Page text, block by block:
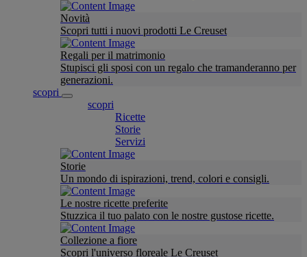
Novità
Scopri tutti i nuovi prodotti Le Creuset
Regali per il matrimonio
Stupisci gli sposi con un regalo che tramanderanno per
generazioni.
scopri
scopri
Ricette
Storie
Servizi
Storie
Un mondo di ispirazioni, trend, colori e consigli.
Le nostre ricette preferite
Stuzzica il tuo palato con le nostre gustose ricette.
Collezione a fiore
Scopri l'universo floreale Le Creuset